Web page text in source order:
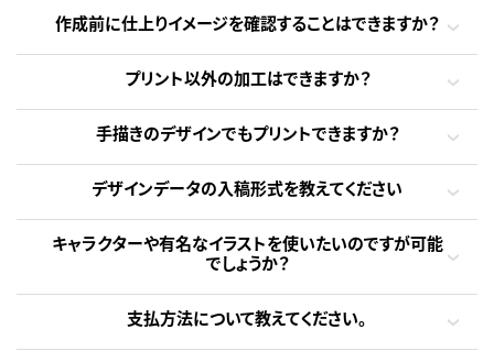
作成前に仕上りイメージを確認することはできますか？
プリント以外の加工はできますか？
手描きのデザインでもプリントできますか？
デザインデータの入稿形式を教えてください
キャラクターや有名なイラストを使いたいのですが可能
でしょうか？
支払方法について教えてください。